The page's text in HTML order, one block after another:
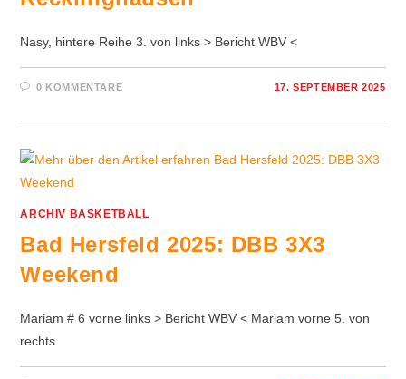
Nasy, hintere Reihe 3. von links > Bericht WBV <
0 KOMMENTARE 17. SEPTEMBER 2025
ARCHIV BASKETBALL
Bad Hersfeld 2025: DBB 3X3
Weekend
Mariam # 6 vorne links > Bericht WBV < Mariam vorne 5. von
rechts